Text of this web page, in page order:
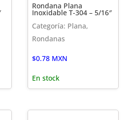
Rondana Plana
Inoxidable T-304 – 5/16″
Categoría: Plana,
Rondanas
$0.78 MXN
En stock